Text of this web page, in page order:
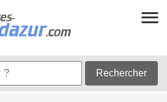
Rechercher